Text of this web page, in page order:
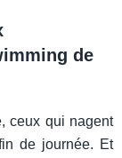
de
ceux qui nagent
de journée. Et